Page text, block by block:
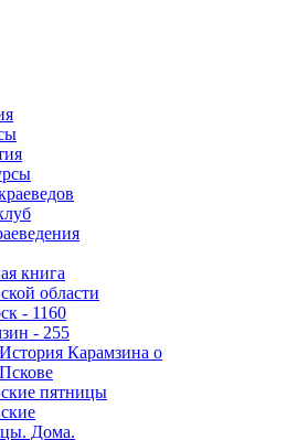
книга
области
- 1160
- 255
История Карамзина о
Пскове
пятницы
Дома.